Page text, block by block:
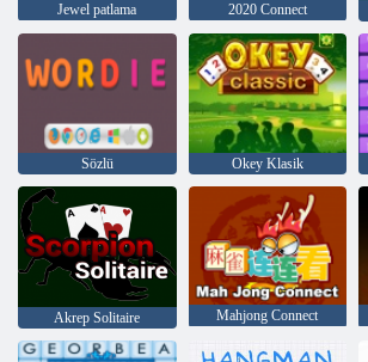
Jewel patlama 2020 Connect
Sözlü Okey Klasik
Akrep Solitaire Mahjong Connect